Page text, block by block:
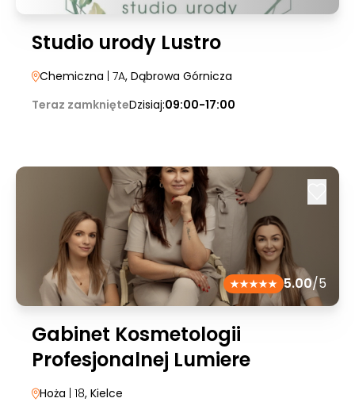
Studio urody Lustro
Chemiczna | 7A, Dąbrowa Górnicza
Teraz zamknięteDzisiaj:09:00-17:00
5.00/5
Gabinet Kosmetologii
Profesjonalnej Lumiere
Hoża | 18, Kielce